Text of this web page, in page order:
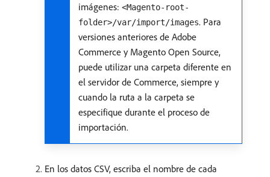
imágenes: <Magento-root-
folder>/var/import/images. Para
versiones anteriores de Adobe
Commerce y Magento Open Source,
puede utilizar una carpeta diferente en
el servidor de Commerce, siempre y
cuando la ruta a la carpeta se
especifique durante el proceso de
importación.
En los datos CSV, escriba el nombre de cada